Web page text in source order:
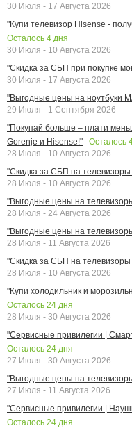
30 Июля - 17 Августа 2026
"Купи телевизор Hisense -
Осталось 4 дня
30 Июля - 10 Августа 2026
"Скидка за СБП при покупке
30 Июля - 17 Августа 2026
"Выгодные цены на ноутбуки
29 Июля - 1 Сентября 2026
"Покупай больше – плати
Gorenje и Hisense!"
Осталось
28 Июля - 10 Августа 2026
"Скидка за СБП на телевизоры
28 Июля - 10 Августа 2026
"Выгодные цены на
28 Июля - 24 Августа 2026
"Выгодные цены на
28 Июля - 11 Августа 2026
"Скидка за СБП на
28 Июля - 10 Августа 2026
"Купи холодильник и
Осталось 24 дня
28 Июля - 30 Августа 2026
"Сервисные привилегии |
Осталось 24 дня
27 Июля - 30 Августа 2026
"Выгодные цены на
27 Июля - 11 Августа 2026
"Сервисные привилегии |
Осталось 24 дня